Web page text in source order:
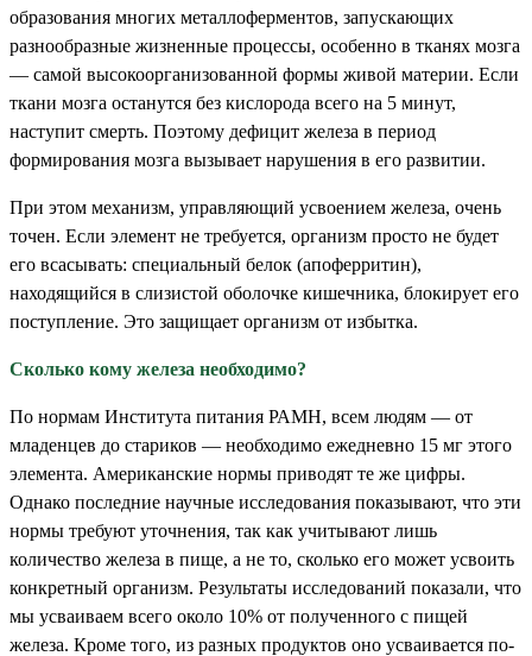
образования многих металлоферментов, запускающих
разнообразные жизненные процессы, особенно в тканях мозга
— самой высокоорганизованной формы живой материи. Если
ткани мозга останутся без кислорода всего на 5 минут,
наступит смерть. Поэтому дефицит железа в период
формирования мозга вызывает нарушения в его развитии.
При этом механизм, управляющий усвоением железа, очень
точен. Если элемент не требуется, организм просто не будет
его всасывать: специальный белок (апоферритин),
находящийся в слизистой оболочке кишечника, блокирует его
поступление. Это защищает организм от избытка.
Сколько кому железа необходимо?
По нормам Института питания РАМН, всем людям — от
младенцев до стариков — необходимо ежедневно 15 мг этого
элемента. Американские нормы приводят те же цифры.
Однако последние научные исследования показывают, что эти
нормы требуют уточнения, так как учитывают лишь
количество железа в пище, а не то, сколько его может усвоить
конкретный организм. Результаты исследований показали, что
мы усваиваем всего около 10% от полученного с пищей
железа. Кроме того, из разных продуктов оно усваивается по-